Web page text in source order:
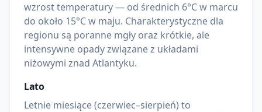
wzrost temperatury — od średnich 6°C w marcu
do około 15°C w maju. Charakterystyczne dla
regionu są poranne mgły oraz krótkie, ale
intensywne opady związane z układami
niżowymi znad Atlantyku.
Lato
Letnie miesiące (czerwiec–sierpień) to